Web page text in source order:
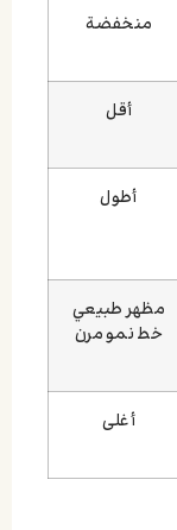
منخفضة
أقل
أطول
مظهر طبيعي
خط نمو مرن
أغلى